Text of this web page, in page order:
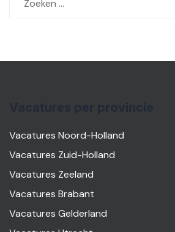
naar:
Vacatures Noord-Holland
Vacatures Zuid-Holland
Vacatures Zeeland
Vacatures Brabant
Vacatures Gelderland